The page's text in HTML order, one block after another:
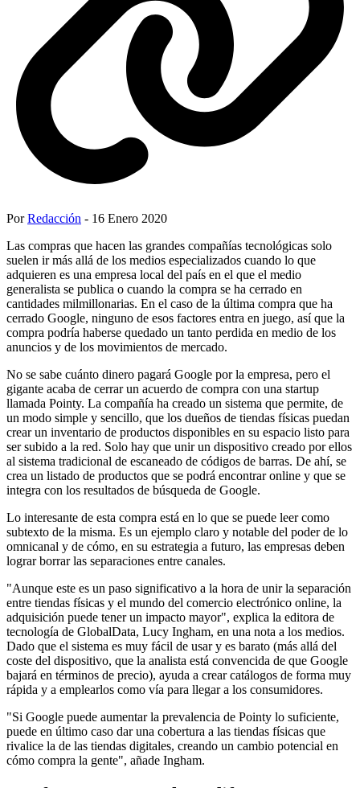
PorRedacción - 16 Enero 2020
Las compras que hacen las grandes compañías tecnológicas solo
suelen ir más allá de los medios especializados cuando lo que
adquieren es una empresa local del país en el que el medio
generalista se publica o cuando la compra se ha cerrado en
cantidades milmillonarias. En el caso de la última compra que ha
cerrado Google, ninguno de esos factores entra en juego, así que la
compra podría haberse quedado un tanto perdida en medio de los
anuncios y de los movimientos de mercado.
No se sabe cuánto dinero pagará Google por la empresa, pero el
gigante acaba de cerrar un acuerdo de compra con una startup
llamada Pointy. La compañía ha creado un sistema que permite, de
un modo simple y sencillo, que los dueños de tiendas físicas puedan
crear un inventario de productos disponibles en su espacio listo para
ser subido a la red. Solo hay que unir un dispositivo creado por ellos
al sistema tradicional de escaneado de códigos de barras. De ahí, se
crea un listado de productos que se podrá encontrar online y que se
integra con los resultados de búsqueda de Google.
Lo interesante de esta compra está en lo que se puede leer como
subtexto de la misma. Es un ejemplo claro y notable del poder de lo
omnicanal y de cómo, en su estrategia a futuro, las empresas deben
lograr borrar las separaciones entre canales.
"Aunque este es un paso significativo a la hora de unir la separación
entre tiendas físicas y el mundo del comercio electrónico online, la
adquisición puede tener un impacto mayor", explica la editora de
tecnología de GlobalData, Lucy Ingham, en una nota a los medios.
Dado que el sistema es muy fácil de usar y es barato (más allá del
coste del dispositivo, que la analista está convencida de que Google
bajará en términos de precio), ayuda a crear catálogos de forma muy
rápida y a emplearlos como vía para llegar a los consumidores.
"Si Google puede aumentar la prevalencia de Pointy lo suficiente,
puede en último caso dar una cobertura a las tiendas físicas que
rivalice la de las tiendas digitales, creando un cambio potencial en
cómo compra la gente", añade Ingham.